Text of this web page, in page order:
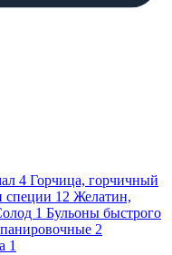
4 Горчица, горчичный
специи 12 Желатин,
1 Бульоны быстрого
2
1